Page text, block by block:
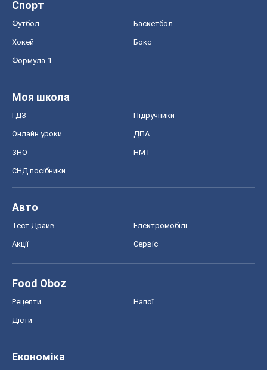
Спорт
Футбол Баскетбол
Хокей Бокс
Формула-1
Моя школа
ГДЗ Підручники
Онлайн уроки ДПА
ЗНО НМТ
СНД посібники
Авто
Тест Драйв Електромобілі
Акції Сервіс
Food Oboz
Рецепти Напої
Дієти
Економіка